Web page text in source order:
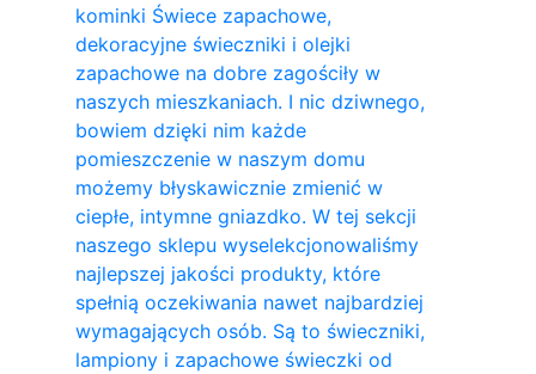
kominki Świece zapachowe,
dekoracyjne świeczniki i olejki
zapachowe na dobre zagościły w
naszych mieszkaniach. I nic dziwnego,
bowiem dzięki nim każde
pomieszczenie w naszym domu
możemy błyskawicznie zmienić w
ciepłe, intymne gniazdko. W tej sekcji
naszego sklepu wyselekcjonowaliśmy
najlepszej jakości produkty, które
spełnią oczekiwania nawet najbardziej
wymagających osób. Są to świeczniki,
lampiony i zapachowe świeczki od